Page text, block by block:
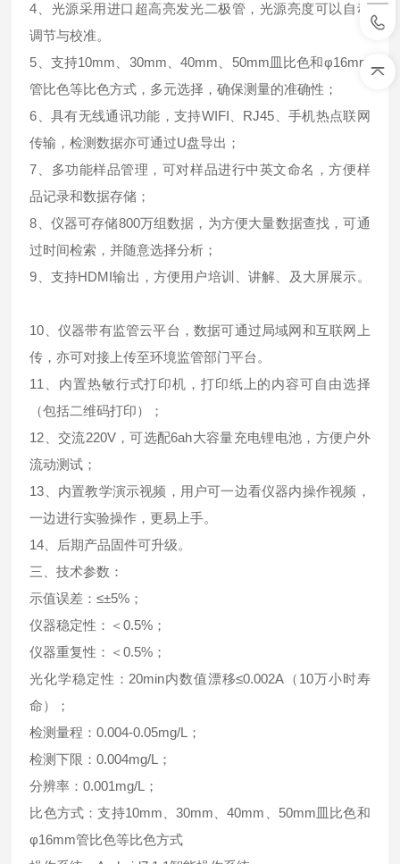
4、光源采用进口超高亮发光二极管，光源亮度可以自动
调节与校准。
5、支持10mm、30mm、40mm、50mm皿比色和φ16mm
管比色等比色方式，多元选择，确保测量的准确性；
6、具有无线通讯功能，支持WIFI、RJ45、手机热点联网
传输，检测数据亦可通过U盘导出；
7、多功能样品管理，可对样品进行中英文命名，方便样
品记录和数据存储；
8、仪器可存储800万组数据，为方便大量数据查找，可通
过时间检索，并随意选择分析；
9、支持HDMI输出，方便用户培训、讲解、及大屏展示。
10、仪器带有监管云平台，数据可通过局域网和互联网上
传，亦可对接上传至环境监管部门平台。
11、内置热敏行式打印机，打印纸上的内容可自由选择
（包括二维码打印）；
12、交流220V，可选配6ah大容量充电锂电池，方便户外
流动测试；
13、内置教学演示视频，用户可一边看仪器内操作视频，
一边进行实验操作，更易上手。
14、后期产品固件可升级。
三、技术参数：
示值误差：≤±5%；
仪器稳定性：＜0.5%；
仪器重复性：＜0.5%；
光化学稳定性：20min内数值漂移≤0.002A（10万小时寿
命）；
检测量程：0.004-0.05mg/L；
检测下限：0.004mg/L；
分辨率：0.001mg/L；
比色方式：支持10mm、30mm、40mm、50mm皿比色和
φ16mm管比色等比色方式